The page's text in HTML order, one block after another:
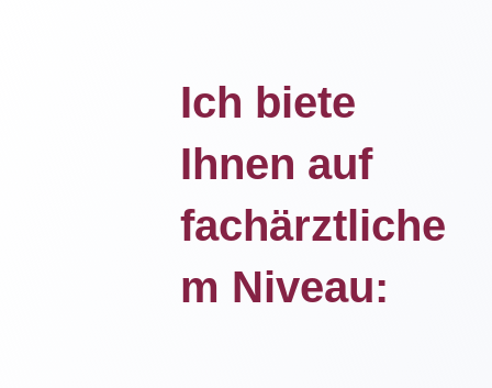
Ich biete
Ihnen auf
fachärztliche
m Niveau: